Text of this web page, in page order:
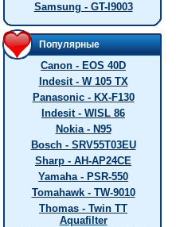
Samsung - GT-I9003
Популярные
Canon - EOS 40D
Indesit - W 105 TX
Panasonic - KX-F130
Indesit - WISL 86
Nokia - N95
Bosch - SRV55T03EU
Sharp - AH-AP24CE
Yamaha - PSR-550
Tomahawk - TW-9010
Thomas - Twin TT
Aquafilter